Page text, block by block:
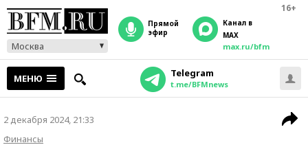
16+
Москва
прямой
эфир
Канал в
MAX
max.ru/bfm
МЕНЮ Telegram
t.me/BFMnews
2 декабря 2024, 21:33
Финансы